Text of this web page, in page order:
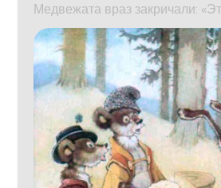
Медвежата враз закричали: